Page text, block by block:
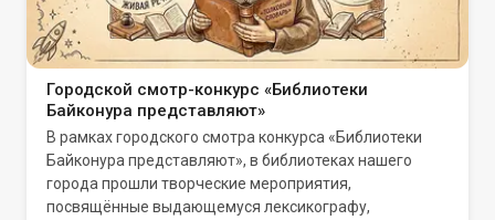
Городской смотр-конкурс «Библиотеки
Байконура представляют»
В рамках городского смотра конкурса «Библиотеки
Байконура представляют», в библиотеках нашего
города прошли творческие мероприятия,
посвящённые выдающемуся лексикографу,